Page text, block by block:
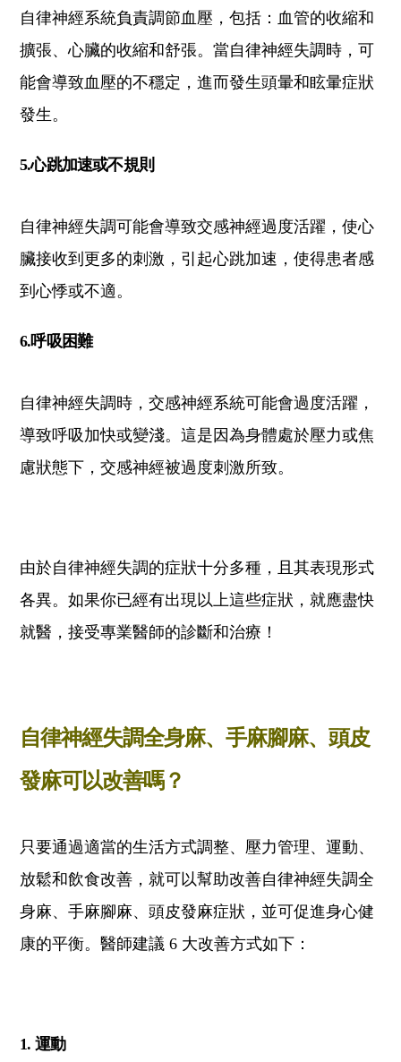
自律神經系統負責調節血壓，包括：血管的收縮和
擴張、心臟的收縮和舒張。當自律神經失調時，可
能會導致血壓的不穩定，進而發生頭暈和眩暈症狀
發生。
5.心跳加速或不規則
自律神經失調可能會導致交感神經過度活躍，使心
臟接收到更多的刺激，引起心跳加速，使得患者感
到心悸或不適。
6.呼吸困難
自律神經失調時，交感神經系統可能會過度活躍，
導致呼吸加快或變淺。這是因為身體處於壓力或焦
慮狀態下，交感神經被過度刺激所致。
由於自律神經失調的症狀十分多種，且其表現形式
各異。如果你已經有出現以上這些症狀，就應盡快
就醫，接受專業醫師的診斷和治療！
自律神經失調全身麻、手麻腳麻、頭皮
發麻可以改善嗎？
只要通過適當的生活方式調整、壓力管理、運動、
放鬆和飲食改善，就可以幫助改善自律神經失調全
身麻、手麻腳麻、頭皮發麻症狀，並可促進身心健
康的平衡。醫師建議 6 大改善方式如下：
1. 運動